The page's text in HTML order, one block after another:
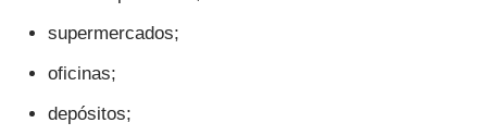
supermercados;
oficinas;
depósitos;